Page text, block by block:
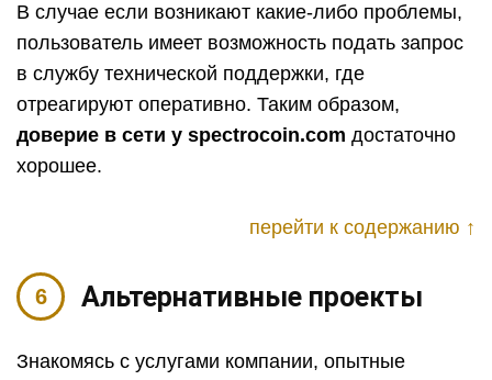
В случае если возникают какие-либо проблемы,
пользователь имеет возможность подать запрос
в службу технической поддержки, где
отреагируют оперативно. Таким образом,
доверие в сети у spectrocoin.com достаточно
хорошее.
перейти к содержанию ↑
Альтернативные проекты
Знакомясь с услугами компании, опытные